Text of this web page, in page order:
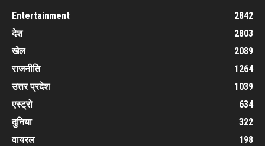
Entertainment
2842
देश
2803
खेल
2089
राजनीति
1264
उत्तर प्रदेश
1039
एस्ट्रो
634
दुनिया
322
वायरल
198